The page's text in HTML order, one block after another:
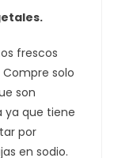
frescos
solo
son
ya que tiene
por
en sodio.